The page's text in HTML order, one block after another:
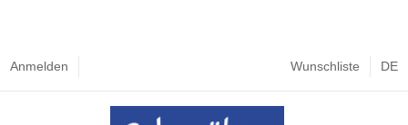
Anmelden Wunschliste DE